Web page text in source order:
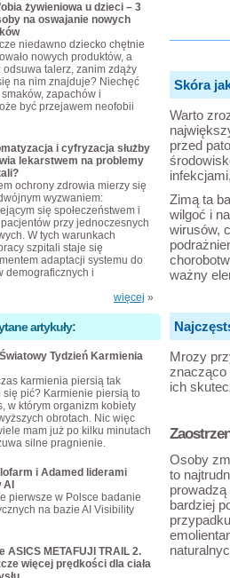
Skóra
Warto
przed
Zimą ta
wilgoć i
wirusów,
ważny
Mrozy
znacząco
ich
Osoby
to
bardziej
żywieniowa u dzieci – 3
na oswajanie nowych
niedawno dziecko chętnie
nowych produktów, a
odsuwa talerz, zanim zdąży
na nim znajduje? Niechęć
zapachów i
być przejawem neofobii
i cyfryzacja służby
lekarstwem na problemy
ochrony zdrowia mierzy się
wyzwaniem:
się społeczeństwem i
przy jednoczesnych
W tych warunkach
szpitali staje się
adaptacji systemu do
demograficznych i
więcej »
artykuły:
Tydzień Karmienia
karmienia piersią tak
się pić? Karmienie piersią to
w którym organizm kobiety
obrotach. Nic więc
mam już po kilku minutach
silne pragnienie.
i Adamed liderami
pierwsze w Polsce badanie
na bazie AI Visibility
ASICS METAFUJI TRAIL 2.
więcej prędkości dla ciała